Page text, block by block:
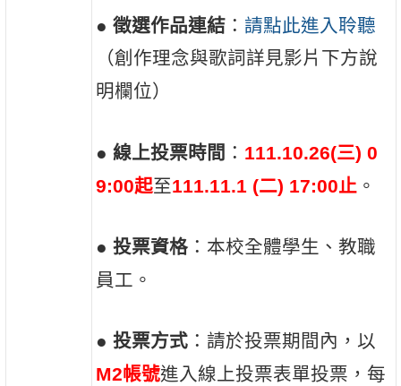
● 徵選作品連結： 請點此進入聆聽
（創作理念與歌詞詳見影片下方說
明欄位）
● 線上投票時間 ： 111.10.26(三) 0
9:00起至111.11.1 (二) 17:00止。
● 投票資格：本校全體學生、教職
員工。
● 投票方式：請於投票期間內，以
M2帳號進入線上投票表單投票，每